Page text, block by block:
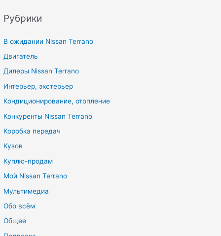
Рубрики
В ожидании Nissan Terrano
Двигатель
Дилеры Nissan Terrano
Интерьер, экстерьер
Кондиционирование, отопление
Конкуренты Nissan Terrano
Коробка передач
Кузов
Куплю-продам
Мой Nissan Terrano
Мультимедиа
Обо всём
Общее